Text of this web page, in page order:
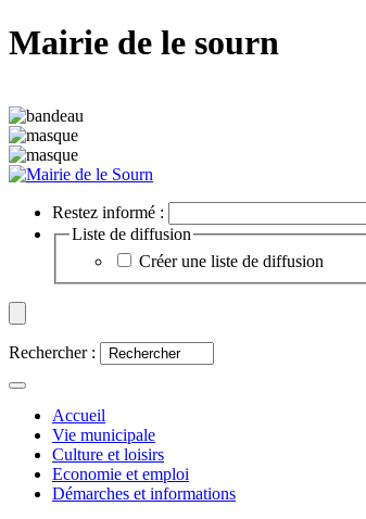
Mairie de le sourn
Restez informé :
Liste de diffusion
Créer une liste de diffusion
Rechercher :
Accueil
Vie municipale
Culture et loisirs
Economie et emploi
Démarches et informations